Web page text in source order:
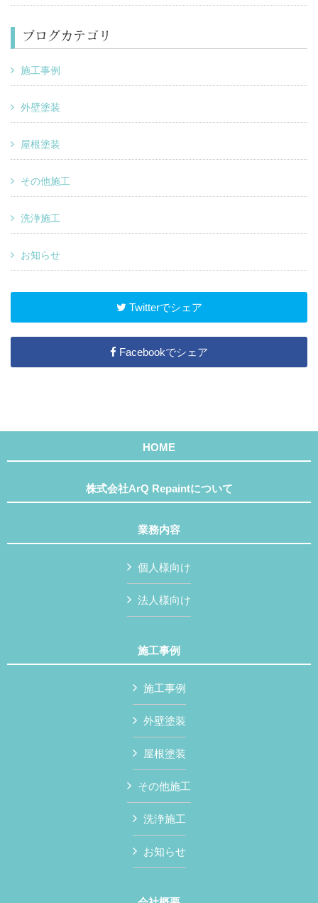
ブログカテゴリ
施工事例
外壁塗装
屋根塗装
その他施工
洗浄施工
お知らせ
Twitterでシェア
Facebookでシェア
HOME
株式会社ArQ Repaintについて
業務内容
個人様向け
法人様向け
施工事例
施工事例
外壁塗装
屋根塗装
その他施工
洗浄施工
お知らせ